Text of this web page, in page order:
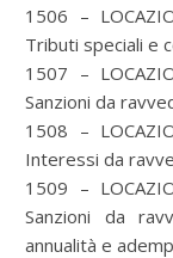
1506 –
Tributi speciali e
1507 –
Sanzioni da
1508 –
Interessi da
1509 –
Sanzioni da
annualità e